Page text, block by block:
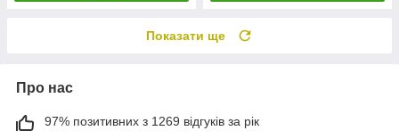
Показати ще
Про нас
97% позитивних з 1269 відгуків за рік